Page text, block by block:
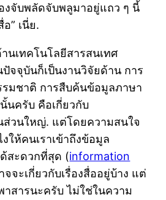
งจับพลัดจับพลูมาอยู่แถว ๆ นี้
” เนี่ย.
นเทคโนโลยีสารสนเทศ
จจุบันก็เป็นงานวิจัยด้าน การ
มชาติ การสืบค้นข้อมูลภาษา
นครับ คือเกี่ยวกับ
ส่วนใหญ่. แต่โดยความสนใจ
ให้คนเราเข้าถึงข้อมูล
สะดวกที่สุด (information
จจะเกี่ยวกับเรื่องสื่ออยู่บ้าง แต่
าสารนะครับ ไม่ใช่ในความ